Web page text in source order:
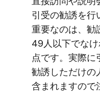
引受の​勧誘を​行
重要なのは、​勧
49人以下でな
点です。​実際に​
勧誘しただけの​
含まれますので​